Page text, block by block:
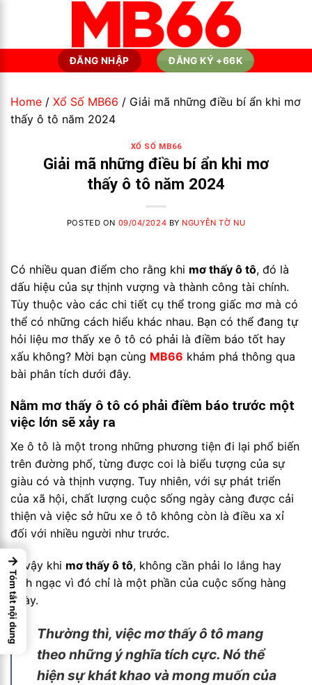
ĐĂNG NHẬP ĐĂNG KÝ +66K
Home / Xổ Số MB66 / Giải mã những điều bí ẩn khi mơ
thấy ô tô năm 2024
XỔ SỐ MB66
Giải mã những điều bí ẩn khi mơ
thấy ô tô năm 2024
POSTED ON 09/04/2024 BY NGUYỄN TỜ NU
Có nhiều quan điểm cho rằng khi mơ thấy ô tô, đó là
dấu hiệu của sự thịnh vượng và thành công tài chính.
Tùy thuộc vào các chi tiết cụ thể trong giấc mơ mà có
thể có những cách hiểu khác nhau. Bạn có thể đang tự
hỏi liệu mơ thấy xe ô tô có phải là điềm báo tốt hay
xấu không? Mời bạn cùng MB66 khám phá thông qua
bài phân tích dưới đây.
Nằm mơ thấy ô tô có phải điềm báo trước một
việc lớn sẽ xảy ra
Xe ô tô là một trong những phương tiện đi lại phổ biến
trên đường phố, từng được coi là biểu tượng của sự
giàu có và thịnh vượng. Tuy nhiên, với sự phát triển
của xã hội, chất lượng cuộc sống ngày càng được cải
thiện và việc sở hữu xe ô tô không còn là điều xa xỉ
đối với nhiều người như trước.
Vì vậy khi mơ thấy ô tô, không cần phải lo lắng hay
kinh ngạc vì đó chỉ là một phần của cuộc sống hàng
ngày.
Thường thì, việc mơ thấy ô tô mang
theo những ý nghĩa tích cực. Nó thể
hiện sự khát khao và mong muốn của
→
Tóm tắt nội dung